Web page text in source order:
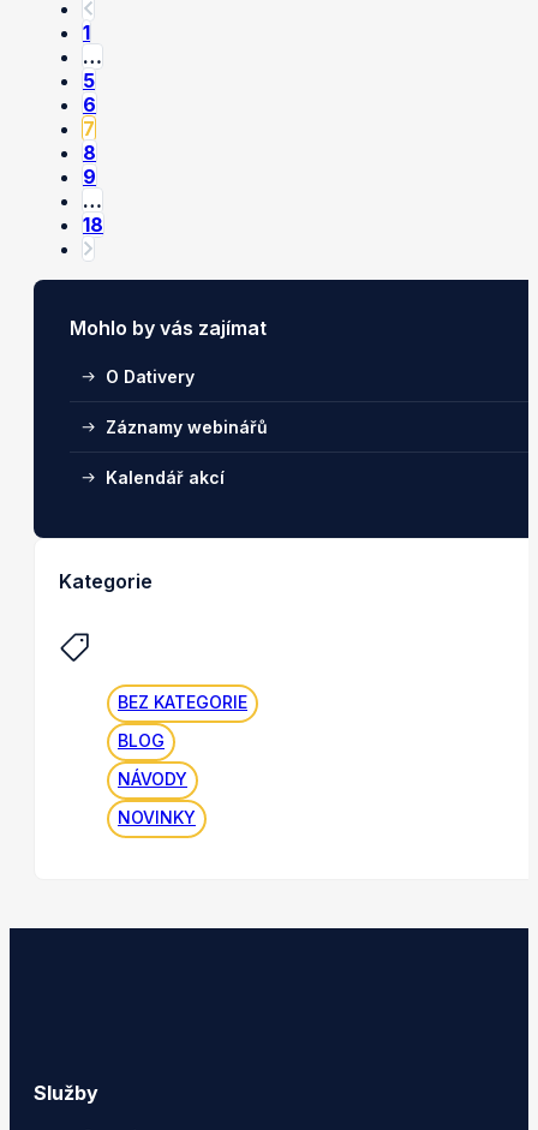
1
…
5
6
7
8
9
…
18
Mohlo by vás zajímat
O Dativery
Záznamy webinářů
Kalendář akcí
Kategorie
BEZ KATEGORIE
BLOG
NÁVODY
NOVINKY
Služby